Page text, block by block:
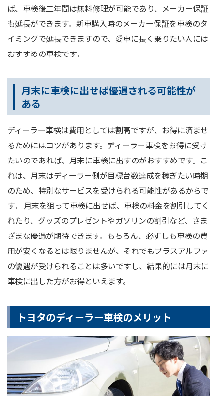
ば、車検後二年間は無料修理が可能であり、メーカー保証
も延長ができます。新車購入時のメーカー保証を車検のタ
イミングで延長できますので、愛車に長く乗りたい人には
おすすめの車検です。
月末に車検に出せば優遇される可能性が
ある
ディーラー車検は費用としては割高ですが、お得に済ませ
るためにはコツがあります。ディーラー車検をお得に受け
たいのであれば、月末に車検に出すのがおすすめです。こ
れは、月末はディーラー側が目標台数達成を稼ぎたい時期
のため、特別なサービスを受けられる可能性があるからで
す。 月末を狙って車検に出せば、車検の料金を割引してく
れたり、グッズのプレゼントやガソリンの割引など、さま
ざまな優遇が期待できます。もちろん、必ずしも車検の費
用が安くなるとは限りませんが、それでもプラスアルファ
の優遇が受けられることは多いですし、結果的には月末に
車検に出した方がお得といえます。
トヨタのディーラー車検のメリット